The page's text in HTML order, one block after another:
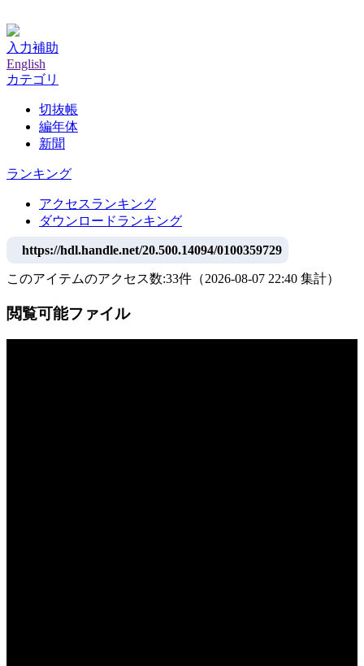
入力補助
English
カテゴリ
切抜帳
編年体
新聞
ランキング
アクセスランキング
ダウンロードランキング
https://hdl.handle.net/20.500.14094/0100359729
このアイテムのアクセス数:33件 （2026-08-07 22:40 集計）
閲覧可能ファイル